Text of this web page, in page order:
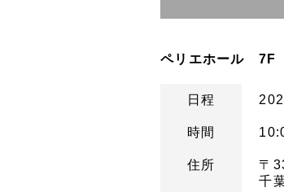
ペリエホール
日程
時間
住所
〒
千